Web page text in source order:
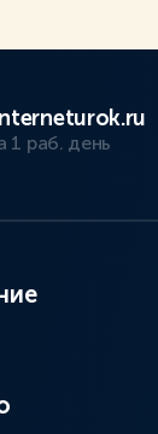
1 раб. день